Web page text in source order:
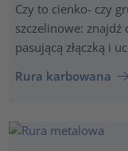
Czy to cienko- czy
szczelinowe:
pasującą złączką i
Rura karbowana